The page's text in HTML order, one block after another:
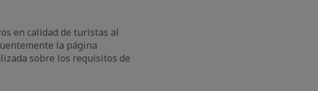
en calidad de turistas al
la página
sobre los requisitos de